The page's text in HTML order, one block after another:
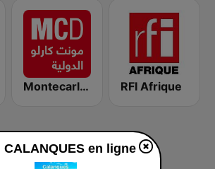
Montecarlo al doualiya (مونت كارلو الدولية) RFI Afrique
CALANQUES en ligne